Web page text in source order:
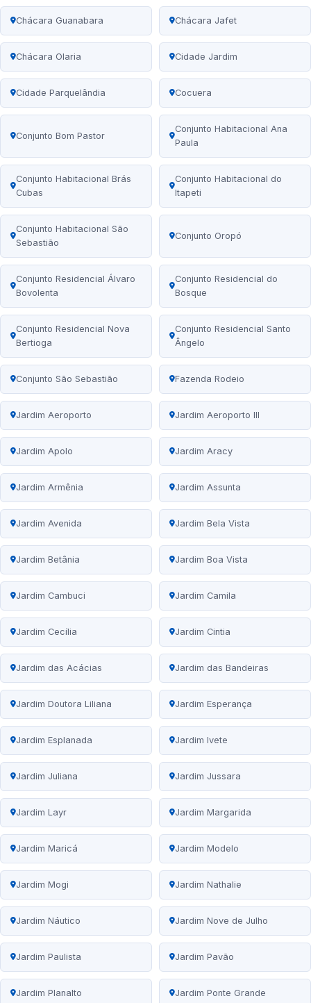
Chácara Guanabara Chácara Jafet
Chácara Olaria Cidade Jardim
Cidade Parquelândia Cocuera
Conjunto Bom Pastor
Conjunto Habitacional Ana
Paula
Conjunto Habitacional Brás
Cubas
Conjunto Habitacional do
Itapeti
Conjunto Habitacional São
Sebastião
Conjunto Oropó
Conjunto Residencial Álvaro
Bovolenta
Conjunto Residencial do
Bosque
Conjunto Residencial Nova
Bertioga
Conjunto Residencial Santo
Ângelo
Conjunto São Sebastião Fazenda Rodeio
Jardim Aeroporto Jardim Aeroporto III
Jardim Apolo Jardim Aracy
Jardim Armênia Jardim Assunta
Jardim Avenida Jardim Bela Vista
Jardim Betânia Jardim Boa Vista
Jardim Cambuci Jardim Camila
Jardim Cecília Jardim Cintia
Jardim das Acácias Jardim das Bandeiras
Jardim Doutora Liliana Jardim Esperança
Jardim Esplanada Jardim Ivete
Jardim Juliana Jardim Jussara
Jardim Layr Jardim Margarida
Jardim Maricá Jardim Modelo
Jardim Mogi Jardim Nathalie
Jardim Náutico Jardim Nove de Julho
Jardim Paulista Jardim Pavão
Jardim Planalto Jardim Ponte Grande